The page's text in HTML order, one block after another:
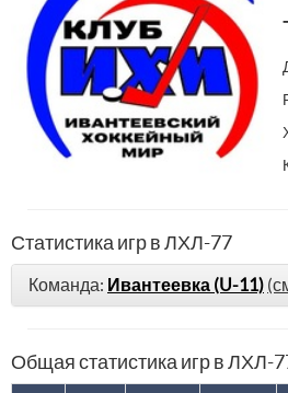
Статистика игр в ЛХЛ-77
Команда: Ивантеевка (U-11)
Общая статистика игр в ЛХЛ-